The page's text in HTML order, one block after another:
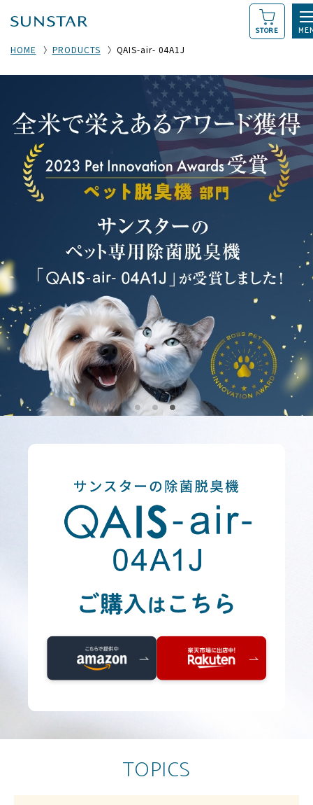
STORE
HOME PRODUCTS QAIS-air- 04A1J
TOPICS